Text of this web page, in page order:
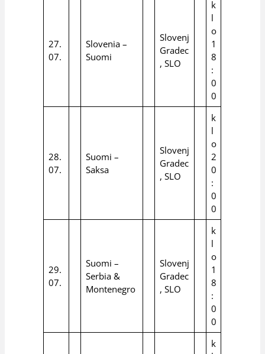
27.
07.
Slovenia –
Suomi
Slovenj
Gradec
, SLO
k
l
o
1
8
:
0
0
28.
07.
Suomi –
Saksa
Slovenj
Gradec
, SLO
k
l
o
2
0
:
0
0
29.
07.
Suomi –
Serbia &
Montenegro
Slovenj
Gradec
, SLO
k
l
o
1
8
:
0
0
k